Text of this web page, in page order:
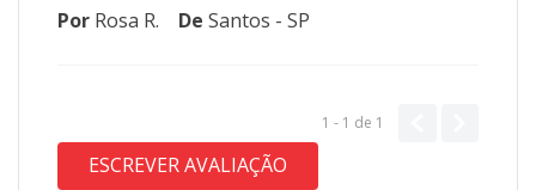
Por Rosa R. De Santos - SP
1 - 1 de 1
ESCREVER AVALIAÇÃO